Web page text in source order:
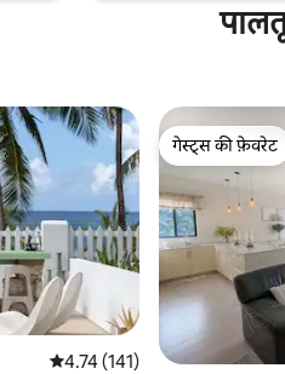
औसत रेटिंग 5 में से 4.74, 141
4.74 (141)
गेस्ट्स की फ़ेवरेट
गेस्ट्स की फ़ेवरेट